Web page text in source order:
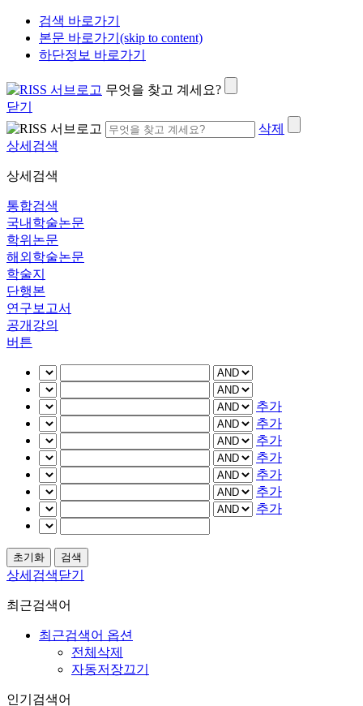
검색 바로가기
본문 바로가기(skip to content)
하단정보 바로가기
무엇을 찾고 계세요?
닫기
삭제
상세검색
상세검색
통합검색
국내학술논문
학위논문
해외학술논문
학술지
단행본
연구보고서
공개강의
버튼
추가
추가
추가
추가
추가
추가
추가
상세검색닫기
최근검색어
최근검색어 옵션
전체삭제
자동저장끄기
인기검색어